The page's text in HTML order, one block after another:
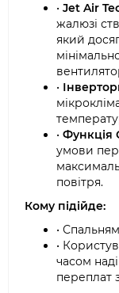
• Jet Air
жалюзі
який
•
• Функція
умови
повітря.
Кому підійде:
•
•
часом
переплат